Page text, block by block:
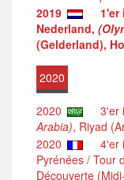
2019
1'er
Nederland,
(Gelderland),
2020
2020 3'er
Arabia), Riyad
2020
4'er
Pyrénées / Tour
Découverte